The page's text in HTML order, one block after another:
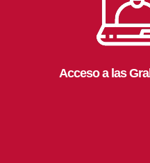
Acceso a las